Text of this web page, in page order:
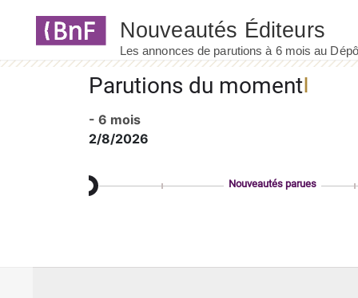
Parutions du moment
- 6 mois
2/8/2026
Nouveautés parues